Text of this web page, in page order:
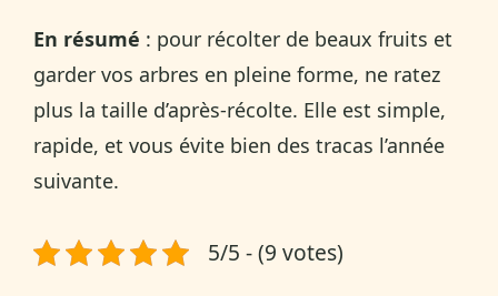
En résumé : pour récolter de beaux fruits et
garder vos arbres en pleine forme, ne ratez
plus la taille d’après-récolte. Elle est simple,
rapide, et vous évite bien des tracas l’année
suivante.
5/5 - (9 votes)